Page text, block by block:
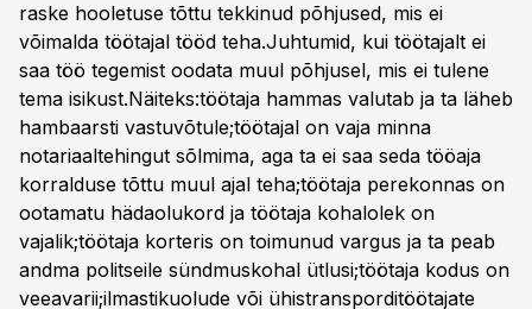
raske hooletuse tõttu tekkinud põhjused, mis ei
võimalda töötajal tööd teha.Juhtumid, kui töötajalt ei
saa töö tegemist ­oodata muul põhjusel, mis ei tulene
tema isikust.Näiteks:töötaja hammas valutab ja ta läheb
hambaarsti vastuvõtule;töötajal on vaja minna
notariaaltehingut sõlmima, aga ta ei saa seda tööaja
korralduse tõttu muul ajal teha;töötaja perekonnas on
ootamatu hädaolukord ja töötaja kohalolek on
vajalik;töötaja korteris on toimunud vargus ja ta peab
andma politseile sündmuskohal ütlusi;töötaja kodus on
veeavarii;ilmastikuolude või ühistransporditöötajate